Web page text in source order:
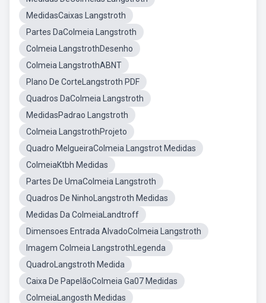
MedidasCaixas Langstroth
Partes DaColmeia Langstroth
Colmeia LangstrothDesenho
Colmeia LangstrothABNT
Plano De CorteLangstroth PDF
Quadros DaColmeia Langstroth
MedidasPadrao Langstroth
Colmeia LangstrothProjeto
Quadro MelgueiraColmeia Langstrot Medidas
ColmeiaKtbh Medidas
Partes De UmaColmeia Langstroth
Quadros De NinhoLangstroth Medidas
Medidas Da ColmeiaLandtroff
Dimensoes Entrada AlvadoColmeia Langstroth
Imagem Colmeia LangstrothLegenda
QuadroLangstroth Medida
Caixa De PapelãoColmeia Ga07 Medidas
ColmeiaLangosth Medidas